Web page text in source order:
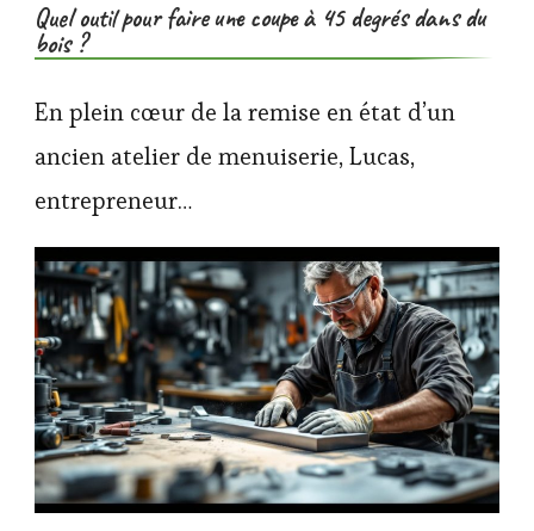
Quel outil pour faire une coupe à 45 degrés dans du
bois ?
En plein cœur de la remise en état d’un
ancien atelier de menuiserie, Lucas,
entrepreneur…